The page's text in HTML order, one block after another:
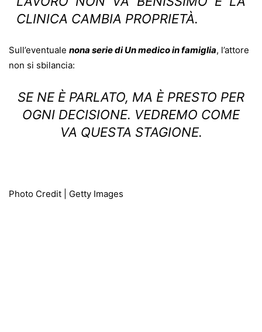
CLINICA CAMBIA PROPRIETÀ.
Sull’eventuale nona serie di Un medico in famiglia, l’attore
non si sbilancia:
SE NE È PARLATO, MA È PRESTO PER
OGNI DECISIONE. VEDREMO COME
VA QUESTA STAGIONE.
Photo Credit | Getty Images